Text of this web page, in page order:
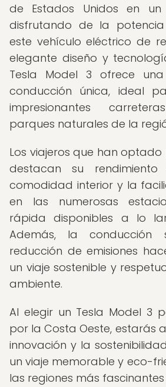
de Estados Unidos en
disfrutando de la
este vehículo eléctrico de
elegante diseño y
Tesla Model 3 ofrece
conducción única, ideal
impresionantes
parques naturales de la
Los viajeros que han
destacan su rendimiento
comodidad interior y la
en las numerosas
rápida disponibles a lo
Además, la conducción
reducción de emisiones
un viaje sostenible y
ambiente.
Al elegir un Tesla Model 3
por la Costa Oeste, estarás
innovación y la
un viaje memorable y eco-
las regiones más